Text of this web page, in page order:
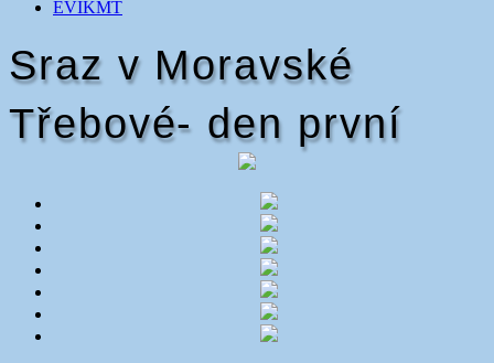
EVIKMT
Sraz v Moravské
Třebové- den první